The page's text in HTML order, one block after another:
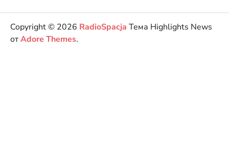
Copyright © 2026 RadioSpacja Тема Highlights News
отAdore Themes.